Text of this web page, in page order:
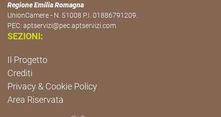
Regione Emilia Romagna
UnionCamere - N. 51008 P.I. 01886791209.
PEC: aptservizi@pec.aptservizi.com
SEZIONI:
Il Progetto
Crediti
Privacy & Cookie Policy
Area Riservata